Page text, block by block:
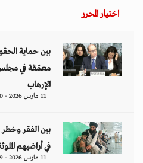
اختيار المحرر
بين حماية
معمّقة في
الإرهاب
11 مارس 2026 - 09:30
بين الفقر وخطر
في أراضيهم
11 مارس 2026 - 11:19